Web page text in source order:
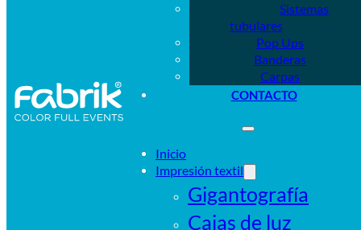
Sistemas
tubulares
Pop Ups
Banderas
Carpas
CONTACTO
Inicio
Impresión textil
Gigantografía
Cajas de luz